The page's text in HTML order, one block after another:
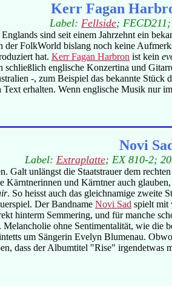
Kerr Fagan
Label: Fellside;
sind seit einem Jahrzehnt ein
der FolkWorld bislang noch keine
hat. Kerr Fagan Harbron ist kein
englische Konzertina und
-, zum Beispiel das bekannte
erhalten. Wenn englische Musik nur
Novi
Label: Extraplatte; EX 810-2;
Galt unlängst die Staatstrauer dem
Kärntnerinnen und Kärntner auch
. So heisst auch das gleichnamige zweite
Der Bandname Novi Sad spielt mit
hinterm Semmering, und für manche
ohne Sentimentalität, wie die
um Sängerin Evelyn Blumenau.
dass der Albumtitel "Rise" irgendetwas